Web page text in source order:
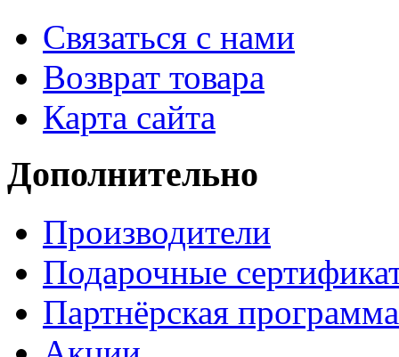
Связаться с нами
Возврат товара
Карта сайта
Дополнительно
Производители
Подарочные
Партнёрская программа